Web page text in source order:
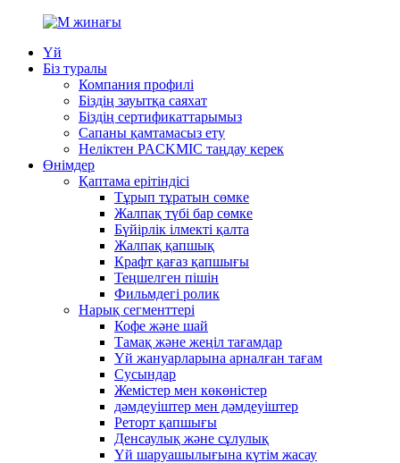
Үй
Біз туралы
Компания профилі
Біздің зауытқа саяхат
Біздің сертификаттарымыз
Сапаны қамтамасыз ету
Неліктен PACKMIC таңдау керек
Өнімдер
Қаптама ерітіндісі
Тұрып тұратын сөмке
Жалпақ түбі бар сөмке
Бүйірлік ілмекті қалта
Жалпақ қапшық
Крафт қағаз қапшығы
Теңшелген пішін
Фильмдегі ролик
Нарық сегменттері
Кофе және шай
Тамақ және жеңіл тағамдар
Үй жануарларына арналған тағам
Сусындар
Жемістер мен көкөністер
дәмдеуіштер мен дәмдеуіштер
Реторт қапшығы
Денсаулық және сұлулық
Үй шаруашылығына күтім жасау